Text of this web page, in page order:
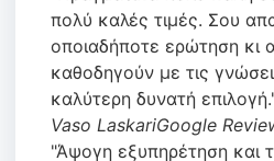
πολύ καλές τιμές. Σου
οποιαδήποτε ερώτηση κι
καθοδηγούν με τις
καλύτερη δυνατή
Vaso LaskariGoogle
"Άψογη εξυπηρέτηση και